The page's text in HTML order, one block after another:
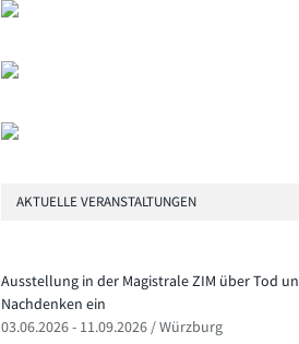
AKTUELLE VERANSTALTUNGEN
Ausstellung in der Magistrale ZIM über Tod
Nachdenken ein
03.06.2026 - 11.09.2026 / Würzburg